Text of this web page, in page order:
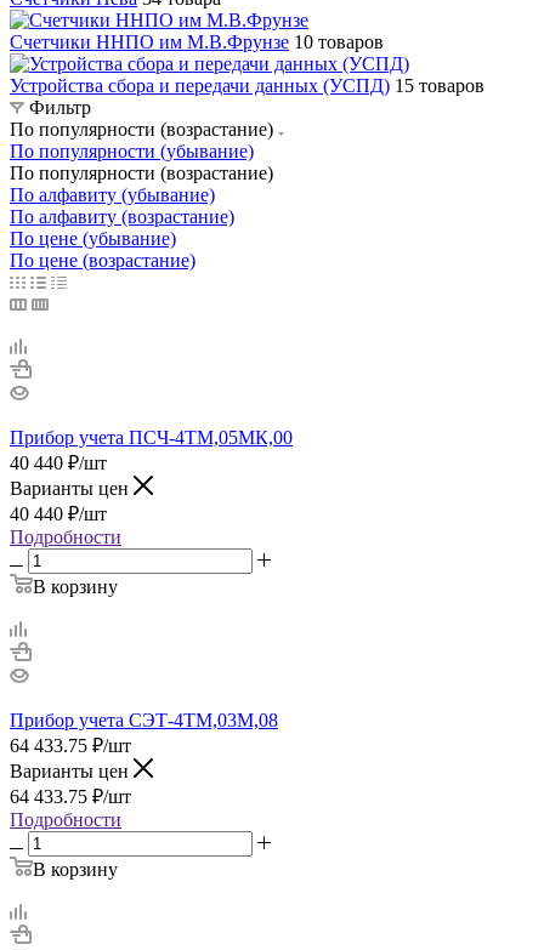
Счетчики ННПО им М.В.Фрунзе 10 товаров
Устройства сбора и передачи данных (УСПД) 15 товаров
Фильтр
По популярности (возрастание)
По популярности (убывание)
По популярности (возрастание)
По алфавиту (убывание)
По алфавиту (возрастание)
По цене (убывание)
По цене (возрастание)
Прибор учета ПСЧ-4ТМ,05МК,00
40 440 ₽/шт
Варианты цен
40 440 ₽/шт
Подробности
В корзину
Прибор учета СЭТ-4ТМ,03М,08
64 433.75 ₽/шт
Варианты цен
64 433.75 ₽/шт
Подробности
В корзину